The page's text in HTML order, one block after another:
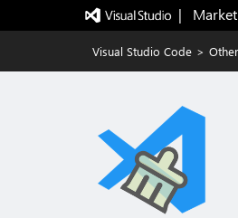
|
Visual Studio Code > Other